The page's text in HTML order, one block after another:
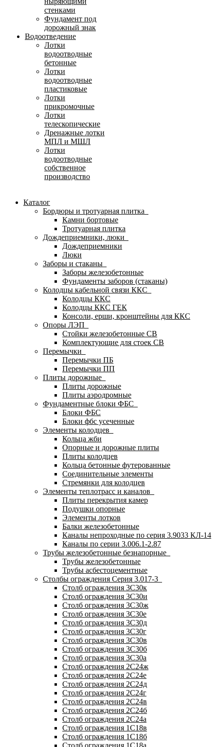
стенками
Фундамент под
дорожный знак
Водоотведение
Лотки
водоотводные
бетонные
Лотки
водоотводные
пластиковые
Лотки
прикромочные
Лотки
телескопические
Дренажные лотки
МПЛ и МШЛ
Лотки
водоотводные
собственное
производство
Каталог
Бордюры и тротуарная плитка
Камни бортовые
Тротуарная плитка
Дождеприемники, люки
Дождеприемники
Люки
Заборы и стаканы
Заборы железобетонные
Фундаменты заборов (стаканы)
Колодцы кабельной связи ККС
Колодцы ККС
Колодцы ККС ГЕК
Консоли, ерши, кронштейны для ККС
Опоры ЛЭП
Стойки железобетонные СВ
Комплектующие для стоек СВ
Перемычки
Перемычки ПБ
Перемычки ПП
Плиты дорожные
Плиты дорожные
Плиты аэродромные
Фундаментные блоки ФБС
Блоки ФБС
Блоки фбс усеченные
Элементы колодцев
Кольца жби
Опорные и дорожные плиты
Плиты колодцев
Кольца бетонные футерованные
Соединительные элементы
Стремянки для колодцев
Элементы теплотрасс и каналов
Плиты перекрытия камер
Подушки опорные
Элементы лотков
Балки железобетонные
Каналы непроходные по серия 3.9033 КЛ-14
Каналы по серии 3.006.1-2.87
Трубы железобетонные безнапорные
Трубы железобетонные
Трубы асбестоцементные
Столбы ограждения Серия 3.017-3
Столб ограждения 3С30к
Столб ограждения 3С30и
Столб ограждения 3С30ж
Столб ограждения 3С30е
Столб ограждения 3С30д
Столб ограждения 3С30г
Столб ограждения 3С30в
Столб ограждения 3С30б
Столб ограждения 3С30а
Столб ограждения 2С24ж
Столб ограждения 2С24е
Столб ограждения 2С24д
Столб ограждения 2С24г
Столб ограждения 2С24в
Столб ограждения 2С24б
Столб ограждения 2С24а
Столб ограждения 1С18в
Столб ограждения 1С18б
Столб ограждения 1С18а